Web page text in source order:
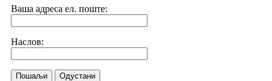
Ваша адреса ел. поште:
Наслов:
Пошаљи Одустани